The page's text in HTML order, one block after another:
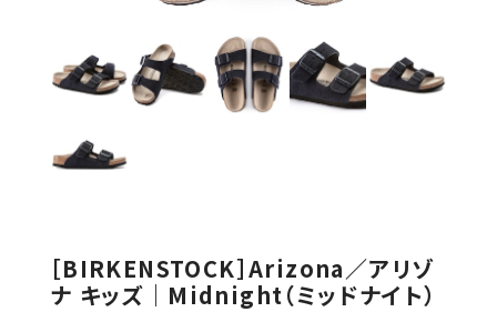
［BIRKENSTOCK］Arizona／アリゾ
ナ キッズ｜Midnight（ミッドナイト）